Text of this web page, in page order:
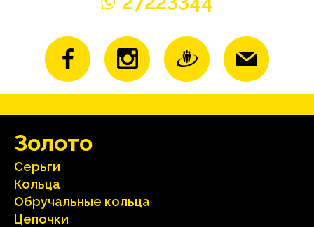
Зoлoтo
Серьги
Кольца
Oбручальные кольца
Цепочки